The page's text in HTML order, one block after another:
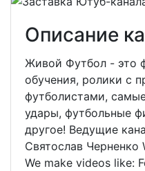
Описание
Живой Футбол - это
обучения, ролики с
футболистами,
удары, футбольные
другое! Ведущие
Святослав Черненко
We make videos like: